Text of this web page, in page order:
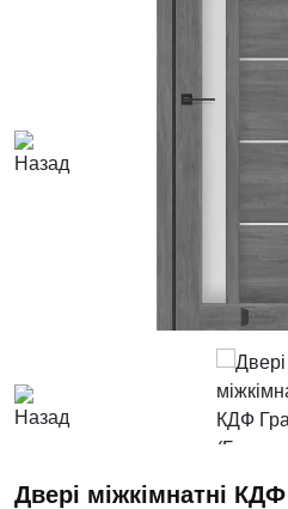
Двері міжкімнатні